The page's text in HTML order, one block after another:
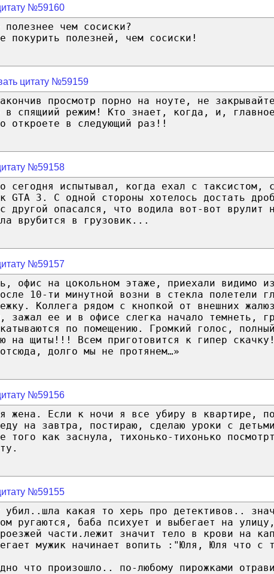
№59160
чем сосиски?
покурить полезней, чем сосиски!
цитату №59159
просмотр порно на ноуте, не
в спящиий режим! Кто знает, когда, и,
откроете в следующий раз!!
№59158
сегодня испытывал, когда ехал с таксистом,
GTA 3. С одной стороны хотелось достать
другой опасался, что водила вот-вот врулит
врубится в грузовик...
№59157
офис на цокольном этаже, приехали видимо
10-ти минутной возни в стекла полетели
Коллега рядом с кнопкой от внешних
зажал ее и в офисе слегка начало темнеть,
по помещению. Громкий голос, полный
на щиты!!! Всем приготовится к гипер
долго мы не протянем…»
№59156
жена. Если к ночи я все убиру в квартире,
на завтра, постираю, сделаю уроки с
того как заснула, тихонько-тихонько
№59155
убил..шла какая то херь про детективов..
ругаются, баба психует и выбегает на
части.лежит значит тело в крови на
мужик начинает вопить :"Юля, Юля что с
что произошло.. по-любому пирожками